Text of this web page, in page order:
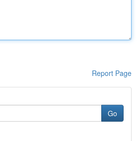
Report Page
Go